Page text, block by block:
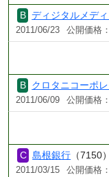
ディジタルメデ
2011/06/23 公開価格
クロタニコーポ
2011/06/09 公開価格
島根銀行 （7150）
2011/03/15 公開価格